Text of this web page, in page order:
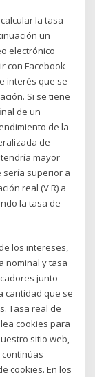
la tasa
un
electrónico
con Facebook
interés que se
Si se tiene
de un
de la
de
mayor
sería superior a
real (V R) a
la tasa de
los intereses,
nominal y tasa
junto
cantidad que se
Tasa real de
cookies para
sitio web,
cookies. En los